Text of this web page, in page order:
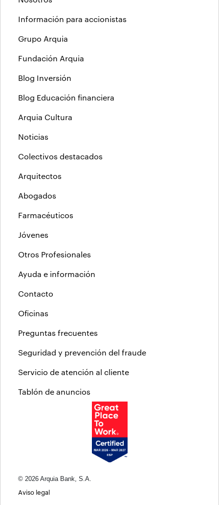
Información para accionistas
Grupo Arquia
Fundación Arquia
Blog Inversión
Blog Educación financiera
Arquia Cultura
Noticias
Colectivos destacados
Arquitectos
Abogados
Farmacéuticos
Jóvenes
Otros Profesionales
Ayuda e información
Contacto
Oficinas
Preguntas frecuentes
Seguridad y prevención del fraude
Servicio de atención al cliente
Tablón de anuncios
© 2026 Arquia Bank, S.A.
Aviso legal